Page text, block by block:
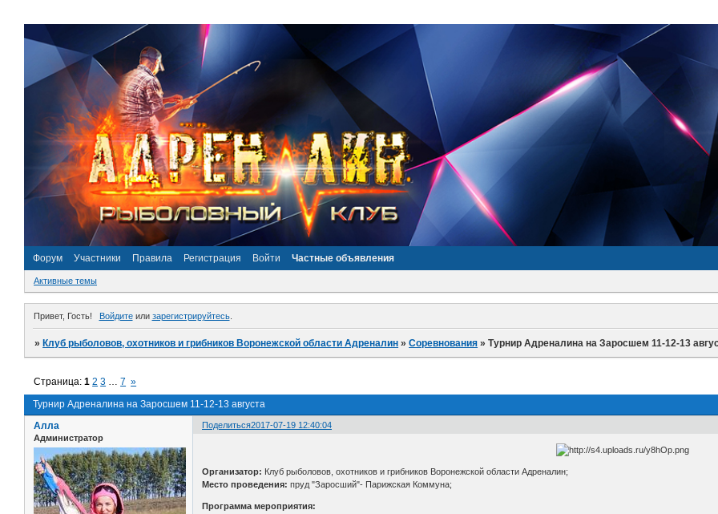
Форум Участники Правила Регистрация Войти Частные объявления
Активные темы
Привет, Гость! Войдитеили зарегистрируйтесь.
» Клуб рыболовов, охотников и грибников Воронежской области Адреналин »Соревнования »Турнир Адреналина на Заросшем 11-12-13
Турнир Адреналина на Заросшем 11-12-13 августа
Страница:1 2 3 … 7 »
Поделиться2017-07-19 12:40:04
Алла
Администратор
Организатор: Клуб рыболовов, охотников и грибников Воронежской области Адреналин;
Место проведения: пруд "Заросший"- Парижская Коммуна;
Программа мероприятия: